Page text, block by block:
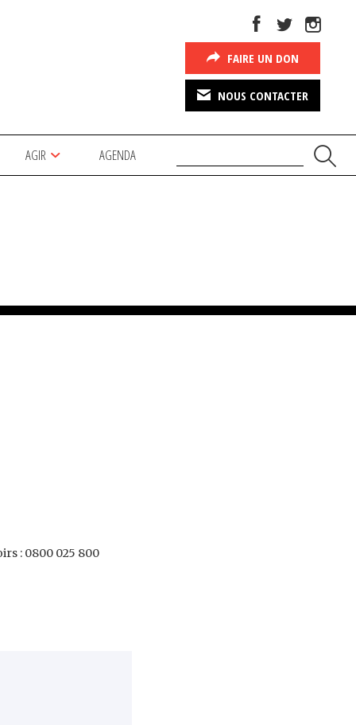
FAIRE UN DON
NOUS CONTACTER
AGIR AGENDA
: 0800 025 800